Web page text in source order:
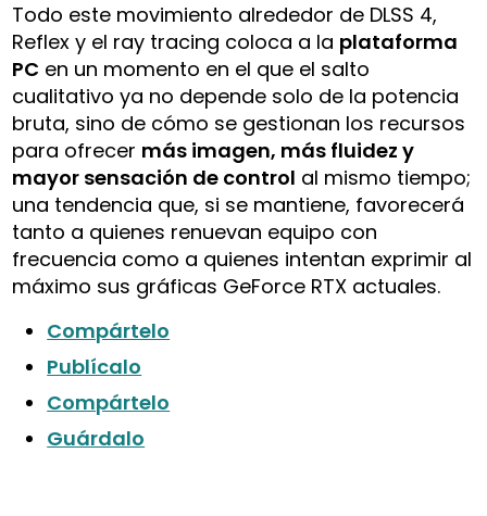
Todo este movimiento alrededor de DLSS 4,
Reflex y el ray tracing coloca a la plataforma
PC en un momento en el que el salto
cualitativo ya no depende solo de la potencia
bruta, sino de cómo se gestionan los recursos
para ofrecer más imagen, más fluidez y
mayor sensación de control al mismo tiempo;
una tendencia que, si se mantiene, favorecerá
tanto a quienes renuevan equipo con
frecuencia como a quienes intentan exprimir al
máximo sus gráficas GeForce RTX actuales.
Compártelo
Publícalo
Compártelo
Guárdalo